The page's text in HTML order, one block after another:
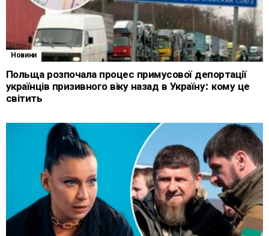
Новини
Польща розпочала процес примусової депортації
українців призивного віку назад в Україну: кому це
світить